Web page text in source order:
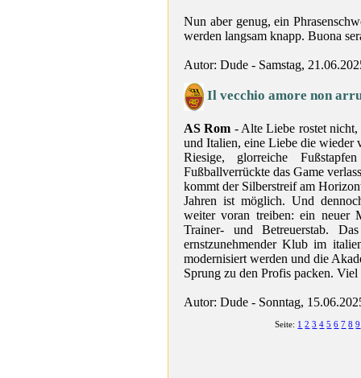
Nun aber genug, ein
werden langsam knapp. Buona
Autor: Dude - Samstag,
Il vecchio amore non
AS Rom - Alte Liebe rostet
und Italien, eine Liebe die wieder
Riesige, glorreiche
Fußballverrückte das Game
kommt der Silberstreif am
Jahren ist möglich. Und
weiter voran treiben: ein neuer
Trainer- und Betreuerstab.
ernstzunehmender Klub im
modernisiert werden und die
Sprung zu den Profis packen.
Autor: Dude - Sonntag,
Seite: 1 2 3 4 5 6 7 8 9